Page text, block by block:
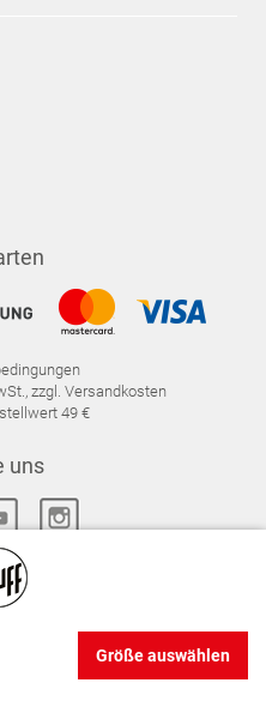
Größe auswählen
zzgl. Versandkosten
49 €
uns
WIDERRUFSRECHT